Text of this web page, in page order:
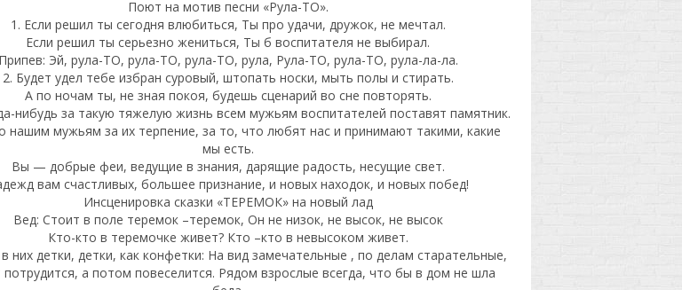
Поют на мотив песни «Рула-ТО».
1. Если решил ты сегодня влюбиться, Ты про удачи, дружок, не мечтал.
Если решил ты серьезно жениться, Ты б воспитателя не выбирал.
Припев: Эй, рула-ТО, рула-ТО, рула-ТО, рула, Рула-ТО, рула-ТО, рула-ла-ла.
2. Будет удел тебе избран суровый, штопать носки, мыть полы и стирать.
А по ночам ты, не зная покоя, будешь сценарий во сне повторять.
нибудь за такую тяжелую жизнь всем мужьям воспитателей поставят памятник.
нашим мужьям за их терпение, за то, что любят нас и принимают такими, какие
мы есть.
Вы — добрые феи, ведущие в знания, дарящие радость, несущие свет.
вам счастливых, большее признание, и новых находок, и новых побед!
Инсценировка сказки «ТЕРЕМОК» на новый лад
Вед: Стоит в поле теремок –теремок, Он не низок, не высок, не высок
Кто-кто в теремочке живет? Кто –кто в невысоком живет.
них детки, детки, как конфетки: На вид замечательные , по делам старательные,
а потом повеселится. Рядом взрослые всегда, что бы в дом не шла